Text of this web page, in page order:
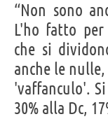
“Non sono
L'ho fatto
che si
anche le
'vaffanculo'.
30% alla Dc,